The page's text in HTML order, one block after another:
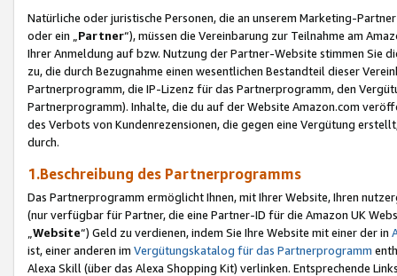
Natürliche oder juristische Personen, die an unserem Marketing-
oder ein „Partner“), müssen die Vereinbarung zur Teilnahme am
Ihrer Anmeldung auf bzw. Nutzung der Partner-Website stimmen Sie
zu, die durch Bezugnahme einen wesentlichen Bestandteil dieser
Partnerprogramm, die IP-Lizenz für das Partnerprogramm, den
Partnerprogramm). Inhalte, die du auf der Website Amazon.com
des Verbots von Kundenrezensionen, die gegen eine Vergütung
durch.
1.Beschreibung des Partnerprogramms
Das Partnerprogramm ermöglicht Ihnen, mit Ihrer Website, Ihren
(nur verfügbar für Partner, die eine Partner-ID für die Amazon UK
Website“) Geld zu verdienen, indem Sie Ihre Website mit einer der in
ist, einer anderen im Vergütungskatalog für das Partnerprogramm
Alexa Skill (über das Alexa Shopping Kit) verlinken. Entsprechende